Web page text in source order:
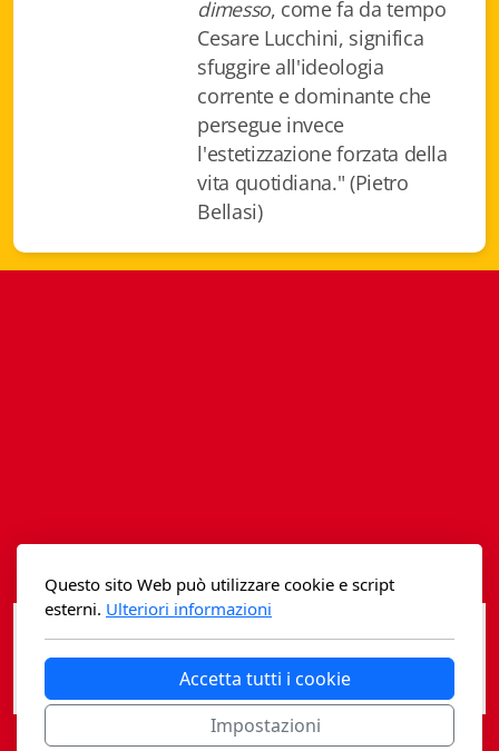
dimesso, come fa da tempo
Cesare Lucchini, significa
sfuggire all'ideologia
corrente e dominante che
persegue invece
l'estetizzazione forzata della
vita quotidiana." (Pietro
Bellasi)
Questo sito Web può utilizzare cookie e script
esterni. Ulteriori informazioni
Accetta tutti i cookie
Impostazioni
EJO- European Journalism Observatory
iQuaderni - fondazioneculturalecollinadoro
Istituzioni - Società - Cittadini
Testi scolastici
Varia
Fidia edizioni d'arte